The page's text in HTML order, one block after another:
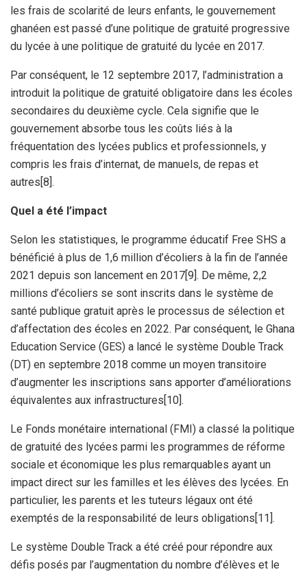
les frais de scolarité de leurs enfants, le gouvernement
ghanéen est passé d’une politique de gratuité progressive
du lycée à une politique de gratuité du lycée en 2017.
Par conséquent, le 12 septembre 2017, l’administration a
introduit la politique de gratuité obligatoire dans les écoles
secondaires du deuxième cycle. Cela signifie que le
gouvernement absorbe tous les coûts liés à la
fréquentation des lycées publics et professionnels, y
compris les frais d’internat, de manuels, de repas et
autres[8].
Quel a été l’impact
Selon les statistiques, le programme éducatif Free SHS a
bénéficié à plus de 1,6 million d’écoliers à la fin de l’année
2021 depuis son lancement en 2017[9]. De même, 2,2
millions d’écoliers se sont inscrits dans le système de
santé publique gratuit après le processus de sélection et
d’affectation des écoles en 2022. Par conséquent, le Ghana
Education Service (GES) a lancé le système Double Track
(DT) en septembre 2018 comme un moyen transitoire
d’augmenter les inscriptions sans apporter d’améliorations
équivalentes aux infrastructures[10].
Le Fonds monétaire international (FMI) a classé la politique
de gratuité des lycées parmi les programmes de réforme
sociale et économique les plus remarquables ayant un
impact direct sur les familles et les élèves des lycées. En
particulier, les parents et les tuteurs légaux ont été
exemptés de la responsabilité de leurs obligations[11].
Le système Double Track a été créé pour répondre aux
défis posés par l’augmentation du nombre d’élèves et le